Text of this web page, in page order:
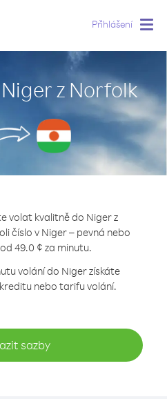
Přihlášení
z Norfolk
volat kvalitně do Niger z
číslo v Niger – pevná nebo
49.0 ¢ za minutu.
volání do Niger získáte
nebo tarifu volání.
sazby